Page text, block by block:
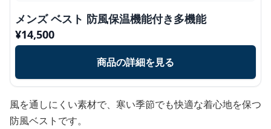
メンズ ベスト 防風保温機能付き多機能
¥14,500
商品の詳細を見る
風を通しにくい素材で、寒い季節でも快適な着心地を保つ
防風ベストです。